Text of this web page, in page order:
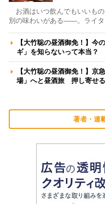
お酒はいつ飲んでもいいも
別の味わいがある――。ライタ
【大竹聡の昼酒御免！】今
ギ」を知らないって本当
【大竹聡の昼酒御免！】京
場」へと昼酒旅 押し寄せ
著者・連